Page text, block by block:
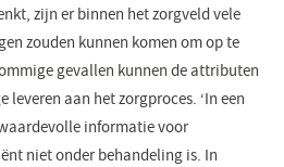
zijn er binnen het zorgveld vele
zouden kunnen komen om op te
gevallen kunnen de attributen
aan het zorgproces. ‘In een
informatie voor
niet onder behandeling is. In